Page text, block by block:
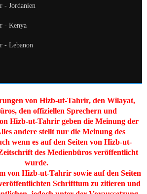
- Jordanien
- Kenya
- Lebanon
von Hizb-ut-Tahrir, den Wilayat,
den offiziellen Sprechern und
Hizb-ut-Tahrir geben die Meinung der
andere stellt nur die Meinung des
wenn es auf den Seiten von Hizb-ut-
des Medienbüros veröffentlicht
wurde.
von Hizb-ut-Tahrir sowie auf den Seiten
Schrifttum zu zitieren und